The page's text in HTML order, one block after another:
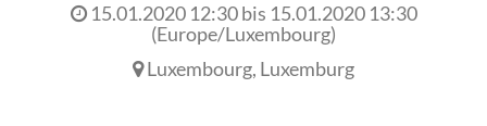
15.01.2020 12:30bis 15.01.2020 13:30
(Europe/Luxembourg)
Luxembourg, Luxemburg